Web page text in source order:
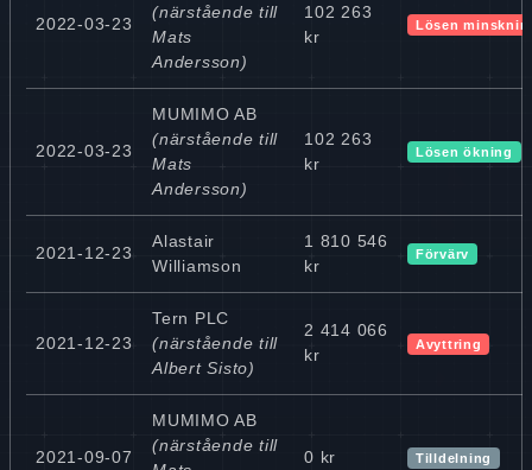
2022-03-23
(närstående till
Mats
Andersson)
102 263
kr
Lösen
2022-03-23
MUMIMO AB
(närstående till
Mats
Andersson)
102 263
kr
Lösen ökning
2021-12-23
Alastair
Williamson
1 810 546
kr
Förvärv
2021-12-23
Tern PLC
(närstående till
Albert Sisto)
2 414 066
kr
Avyttring
2021-09-07
MUMIMO AB
(närstående till
0 kr Tilldelning